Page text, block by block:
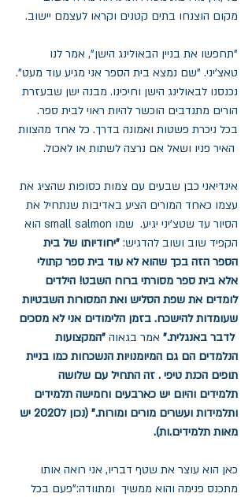
מקום הוצנחו בתים קטנים וקראו לעצמם יישוב.
"תחפשו את בניין הבאולינג הישן", אמר לנו
טאצ'יני. "שם נמצא בית הספר אני מגיע עוד מעט".
נכנסנו לבאולינג הישן וחיכינו. מבנה ישן שבעזרת
הורים מתנדבים הוכשר להיות ראוי לבית ספר.
בכל ניכרת פשטות ואמונה בדרך. כל אחד מהצוות
האיר פניו ושאל אם נרצה לשתות או לאכול.
אינדיאני כבן שבעים עם צמות כסופות שהציג את
עצמו כאחד המורים הציע באדיבות שנתחיל את
הסיור עד שטצ'יני יגיע.  שמו small salmon הוא
הקפיד שוב ושוב להדגיש: "יחודיותו של בית
הספר הזה בכך שהוא לא עוד בית ספר קתולי
אלא בית ספר מסורתי ברוח השבט! הילדים
לומדים את שפת הסליש ואת המסורות השבטיות
שעומדות להישכח. בזמן הלימודים אני לא מסכים
לדבר באנגלית." אמר בגאוה "המקצועות
הנלמדים הם גם המיומנויות הנשכחות כמו בניית
תופים הכנת טיפי . זה התחיל עם שלושה
תלמידים והיום יש כארבעים וחמישה תלמידים
ותלמידות ועשרים מורים ומורות." (נכון ל2020 יש
מאות תלמידים.ות).
כאן הוא עוצר את שטף דבריו, אני רואה אותו
מתכנס פנימה והוא ממשיך  ומתוודה:"פעם בכל